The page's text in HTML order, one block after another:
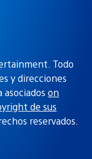
Todo
y direcciones
asociados on
de sus
reservados.